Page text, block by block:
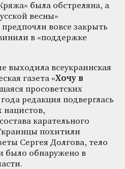
была обстреляна, а
весны»
вовсе закрыть
в «поддержке
выходила всеукраинская
газета «Хочу в
просоветских
редакция подверглась
нацистов,
карательного
похитили
Сергея Долгова, тело
было обнаружено в